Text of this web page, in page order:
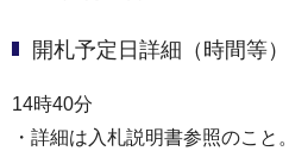
開札予定日詳細（時間等）
14時40分
・詳細は入札説明書参照のこと。